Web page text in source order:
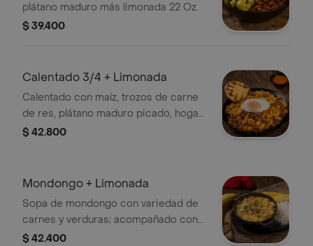
plátano maduro más limonada 22 Oz.
$ 39.400
Calentado 3/4 + Limonada
Calentado con maíz, trozos de carne
de res, plátano maduro picado, hogao,
huevo frito y arepa más limonada 22
$ 42.800
Mondongo + Limonada
Sopa de mondongo con variedad de
carnes y verduras; acompañado con
arroz y aguacate más limonada 22 Oz.
$ 42.400